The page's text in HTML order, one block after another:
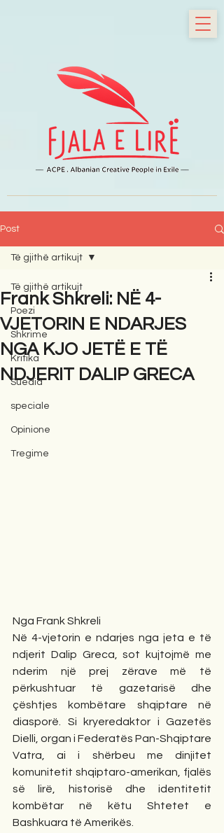
Post
Të gjithë artikujt
Poezi
Shkrime
Kritika
Suedia
speciale
Opinione
Tregime
Të gjithë artikujt
Frank Shkreli: NË 4-
VJETORIN E NDARJES
NGA KJO JETË E TË
NDJERIT DALIP GRECA
Nga Frank Shkreli
Në 4-vjetorin e ndarjes nga jeta e të
ndjerit Dalip Greca, sot kujtojmë me
nderim një prej zërave më të
përkushtuar të gazetarisë dhe
çështjes kombëtare shqiptare në
diasporë. Si kryeredaktor i Gazetës
Dielli, organ i Federatës Pan-Shqiptare
Vatra, ai i shërbeu me dinjitet
komunitetit shqiptaro-amerikan, fjalës
së lirë, historisë dhe identitetit
kombëtar në këtu Shtetet e
Bashkuara të Amerikës.